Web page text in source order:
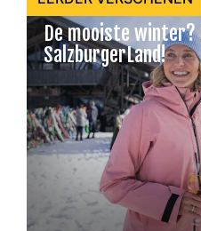
De mooiste winter?
SalzburgerLand!